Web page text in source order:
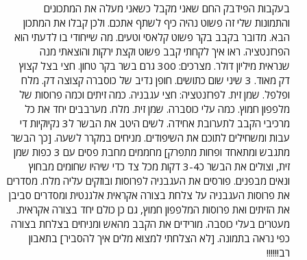
בעקבות הפידבק החם שאני מקבל כשאני מעלה את המתכונים
והתמונות שלי זה פשוט נהיה כיף לשתף אתכם. ולכן קבלו את המתכון
הבא. מדובר בקבב בקר פשוט קלאסי וטעים. מה שייחודי בו לדעתי הוא
הפרזנטציה. ראו איך לקחתי קבב פשוט וקצת ירקות והוצאתי מנה
שנראית מיליון דולר. מצרכים: 300 גרם בשר בקר טחון. חצי בצל קצוץ
דק מאוד. 3 שיני שום כתושים. חופן נדיב של כוסברה קצוצה דק. מלח
ופלפל. שמן זית. לפרזנטציה: חצי עגבניה. כמה זיתים וכמה פרוסות של
מלפפון חמוץ. כמה עלי כוסברה. שמן זית. מלח. מערבבים יחד את כל
מרכיבי הקבב לתערובת אחידה. לשים היטב את הבשר ל3 נקיוקיות די
עבות ומשחילים לתוכם את השיפודים. מניחים במקרר לשעה. [כך הבשר
מתגבש ומתאחד ופחות מתפרק] מחממים מחבת פסים עם 3 כפות שמן
זית, וצולים את הבשר כ3-4 דקות מכל צד כדי שיהיו שחומים מבחוץ
ונאים מבפנים. פורסים את העגבניה לפרוסות ובוזקים עליה מלח. מסדרים
את פרוסות העגבניה על צלחת בצורה אקראית אלגנטית ומסדרים סביבן
את הזיתים ואת פרוסות המלפפון חמוץ, גם כן כולם יחד בצורה אקראית.
מעטרים בעלי כוסבה. מורידים את הקבב מהאש ומניחים בצלחת בצורה
כפי נראה בתמונה. [לא הצלחתי למצוא מלים איך להסביר] בתאבון
רב!!!!!!